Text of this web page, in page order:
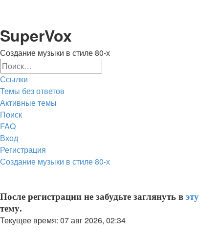
SuperVox
Создание музыки в стиле 80-х
Ссылки
Темы без ответов
Активные темы
Поиск
FAQ
Вход
Регистрация
Создание музыки в стиле 80-х
После регистрации не забудьте заглянуть вэту
тему.
Текущее время: 07 авг 2026, 02:34